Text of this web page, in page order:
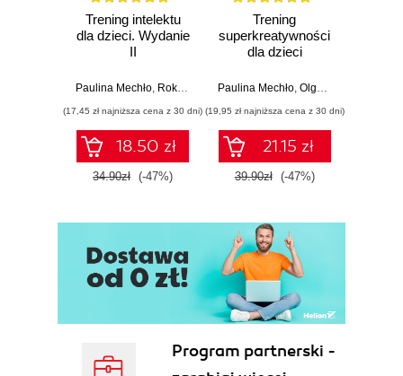
Rozdział 10. Przemiana kryzysu wieku średniego w
życiową okazję (217)
Rozdział 12. Proces tworzenia kursów MOOC.
Widok z okopów (279)
Informacje na temat zdjęć i ilustracji (337)
Przypisy (357)
Trening intelektu
dla dzieci. Wydanie
II
Paulina Mechło Roksana Kosmala-Kwiatkowska
(17,45 zł najniższa cena z 30 dni)
18.50 zł
34.90zł (-47%)
Trening
superkreatywności
dla dzieci
Paulina Mechło, Olga Geppert
(19,95 zł najniższa cena z 30 dni)
21.15 zł
39.90zł (-47%)
Program partnerski -